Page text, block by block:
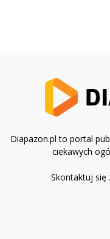
Diapazon.pl to portal
ciekawych
Skontaktuj się